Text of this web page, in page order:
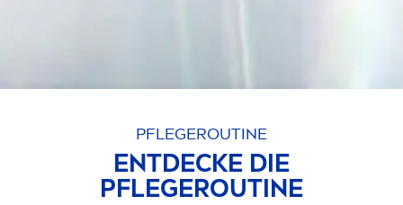
PFLEGEROUTINE
ENTDECKE DIE
PFLEGEROUTINE